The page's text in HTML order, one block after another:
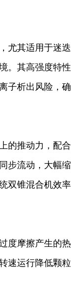
尤其适用于迷迭
。其高强度特性
子析出风险，确
的推动力，配合
步流动，大幅缩
双锥混合机效率
度摩擦产生的热
速运行降低颗粒